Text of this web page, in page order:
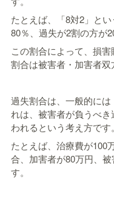
たとえば、「8対2」と
80％、過失が2割の方が
この割合によって、損
割合は被害者・加害者双
過失割合は、一般的に
れは、被害者が負うべ
われるという考え方です。
たとえば、治療費が100
合、加害者が80万円、
す。